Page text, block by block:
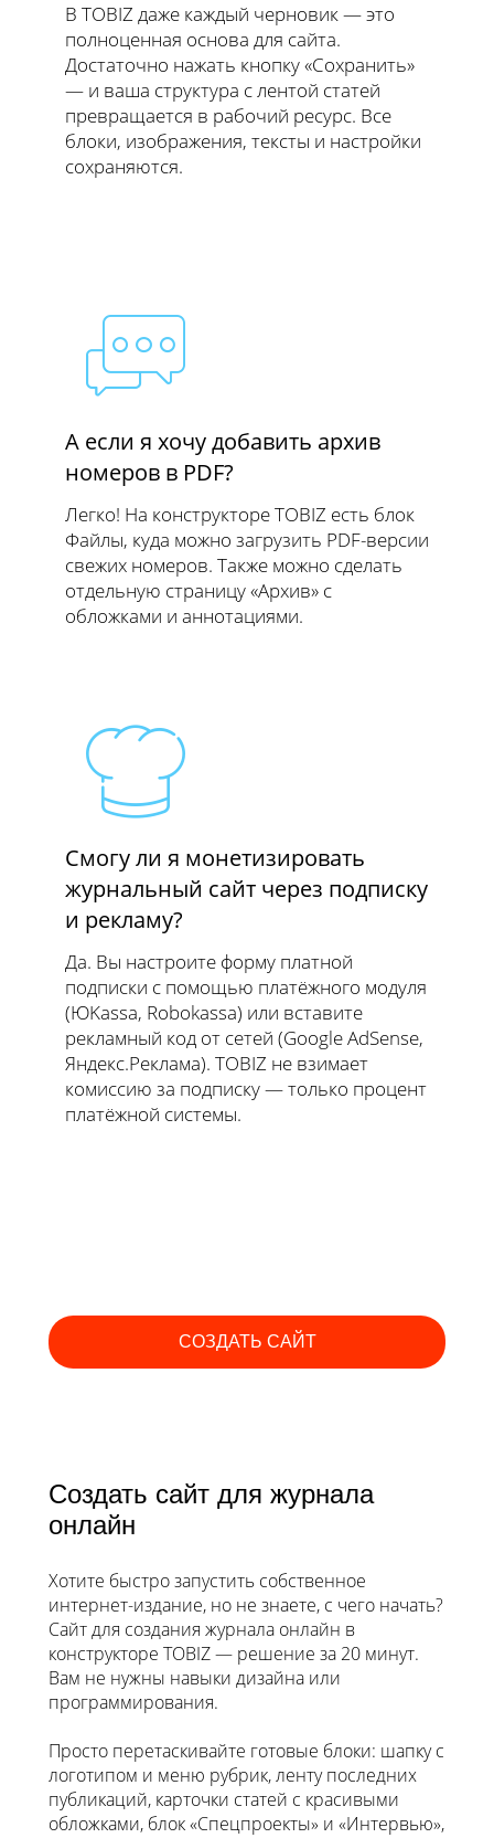
В TOBIZ даже каждый черновик — это
полноценная основа для сайта.
Достаточно нажать кнопку «Сохранить»
— и ваша структура с лентой статей
превращается в рабочий ресурс. Все
блоки, изображения, тексты и настройки
сохраняются.
А если я хочу добавить архив
номеров в PDF?
Легко! На конструкторе TOBIZ есть блок
Файлы, куда можно загрузить PDF-версии
свежих номеров. Также можно сделать
отдельную страницу «Архив» с
обложками и аннотациями.
Смогу ли я монетизировать
журнальный сайт через подписку
и рекламу?
Да. Вы настроите форму платной
подписки с помощью платёжного модуля
(ЮKassa, Robokassa) или вставите
рекламный код от сетей (Google AdSense,
Яндекс.Реклама). TOBIZ не взимает
комиссию за подписку — только процент
платёжной системы.
СОЗДАТЬ САЙТ
Создать сайт для журнала
онлайн
Хотите быстро запустить собственное
интернет-издание, но не знаете, с чего начать?
Сайт для создания журнала онлайн в
конструкторе TOBIZ — решение за 20 минут.
Вам не нужны навыки дизайна или
программирования.
Просто перетаскивайте готовые блоки: шапку с
логотипом и меню рубрик, ленту последних
публикаций, карточки статей с красивыми
обложками, блок «Спецпроекты» и «Интервью»,